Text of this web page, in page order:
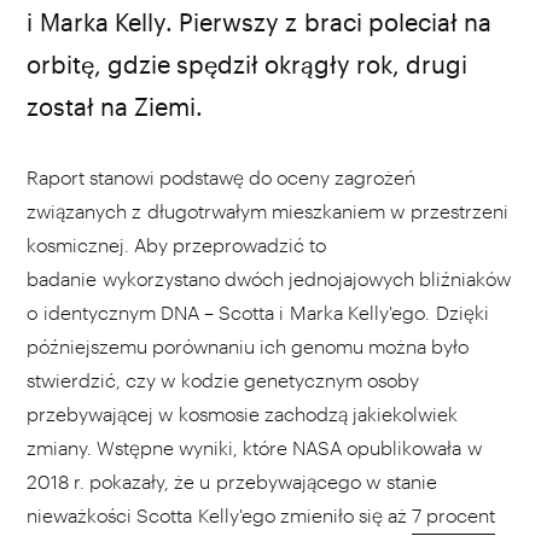
i Marka Kelly. Pierwszy z braci poleciał na
orbitę, gdzie spędził okrągły rok, drugi
został na Ziemi.
Raport stanowi podstawę do oceny zagrożeń
związanych z długotrwałym mieszkaniem w przestrzeni
kosmicznej. Aby przeprowadzić to
badanie wykorzystano dwóch jednojajowych bliźniaków
o identycznym DNA – Scotta i Marka Kelly'ego. Dzięki
późniejszemu porównaniu ich genomu można było
stwierdzić, czy w kodzie genetycznym osoby
przebywającej w kosmosie zachodzą jakiekolwiek
zmiany. Wstępne wyniki, które NASA opublikowała w
2018 r. pokazały, że u przebywającego w stanie
nieważkości Scotta Kelly'ego zmieniło się aż 7 procent